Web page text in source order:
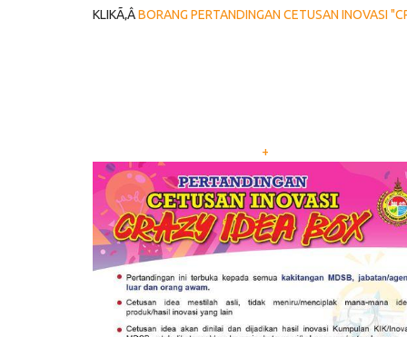
KLIKÃ‚ÂBORANG PERTANDINGAN CETUSAN INOVASI
+